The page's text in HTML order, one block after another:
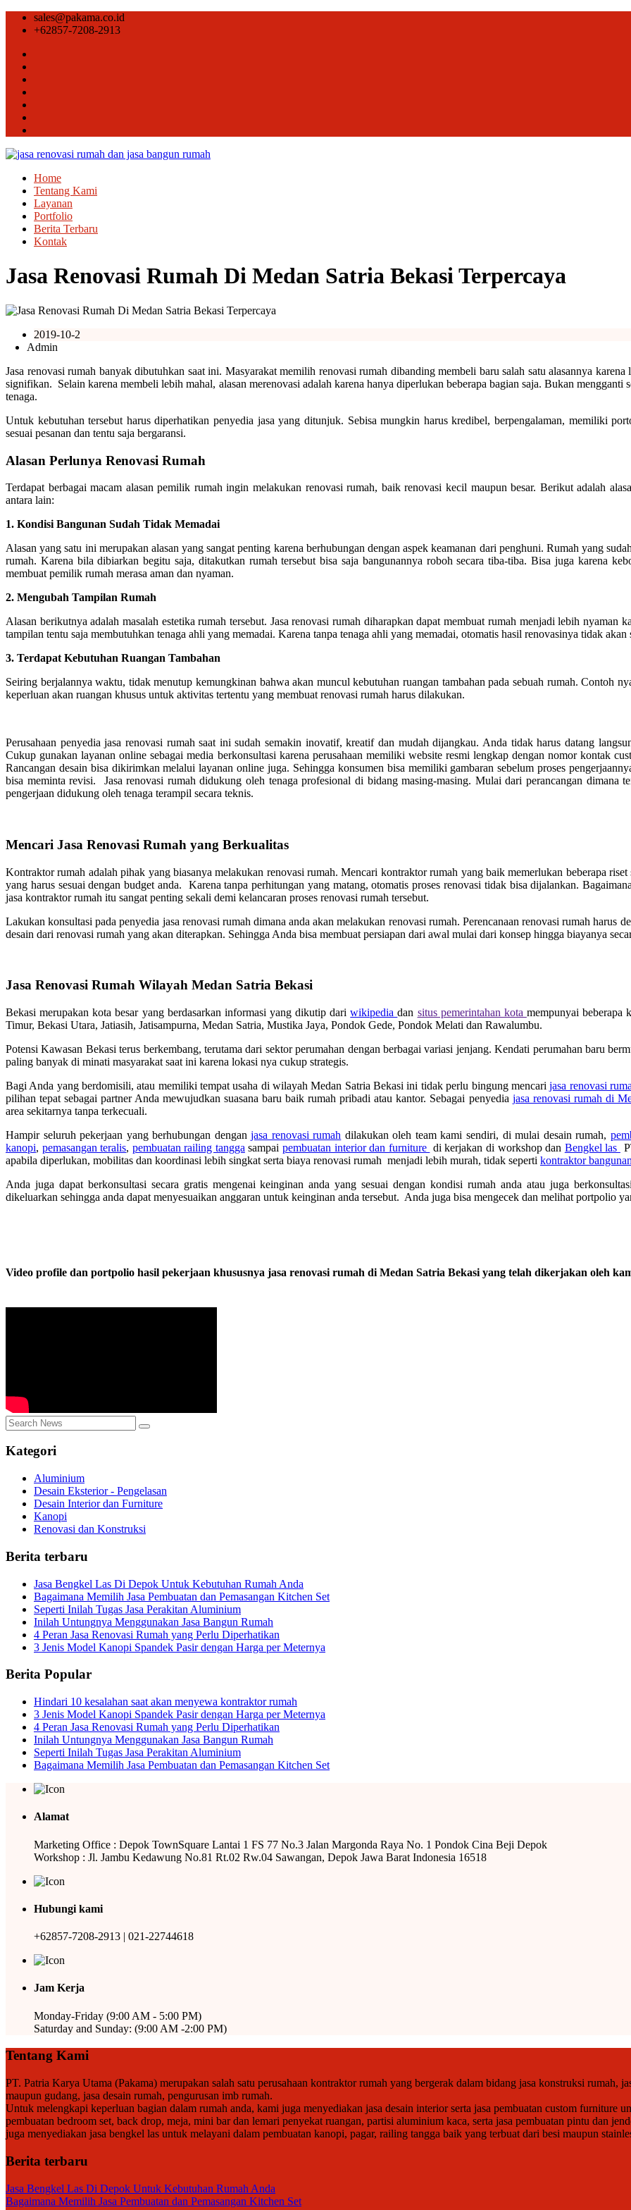
sales@pakama.co.id
+62857-7208-2913
Home
Tentang Kami
Layanan
Portfolio
Berita Terbaru
Kontak
Jasa Renovasi Rumah Di Medan Satria Bekasi Terpercaya
2019-10-2
Admin
Jasa renovasi rumah banyak dibutuhkan saat ini. Masyarakat memilih renovasi rumah dibanding membeli baru salah satu alasannya
signifikan. Selain karena membeli lebih mahal, alasan merenovasi adalah karena hanya diperlukan beberapa bagian saja. Bukan mengganti
tenaga.
Untuk kebutuhan tersebut harus diperhatikan penyedia jasa yang ditunjuk. Sebisa mungkin harus kredibel, berpengalaman, memiliki
sesuai pesanan dan tentu saja bergaransi.
Alasan Perlunya Renovasi Rumah
Terdapat berbagai macam alasan pemilik rumah ingin melakukan renovasi rumah, baik renovasi kecil maupun besar. Berikut adalah
antara lain:
1. Kondisi Bangunan Sudah Tidak Memadai
Alasan yang satu ini merupakan alasan yang sangat penting karena berhubungan dengan aspek keamanan dari penghuni. Rumah yang
rumah. Karena bila dibiarkan begitu saja, ditakutkan rumah tersebut bisa saja bangunannya roboh secara tiba-tiba. Bisa juga karena
membuat pemilik rumah merasa aman dan nyaman.
2. Mengubah Tampilan Rumah
Alasan berikutnya adalah masalah estetika rumah tersebut. Jasa renovasi rumah diharapkan dapat membuat rumah menjadi lebih nyaman
tampilan tentu saja membutuhkan tenaga ahli yang memadai. Karena tanpa tenaga ahli yang memadai, otomatis hasil renovasinya tidak akan
3. Terdapat Kebutuhan Ruangan Tambahan
Seiring berjalannya waktu, tidak menutup kemungkinan bahwa akan muncul kebutuhan ruangan tambahan pada sebuah rumah. Contoh
keperluan akan ruangan khusus untuk aktivitas tertentu yang membuat renovasi rumah harus dilakukan.
Perusahaan penyedia jasa renovasi rumah saat ini sudah semakin inovatif, kreatif dan mudah dijangkau. Anda tidak harus datang
Cukup gunakan layanan online sebagai media berkonsultasi karena perusahaan memiliki website resmi lengkap dengan nomor kontak
Rancangan desain bisa dikirimkan melalui layanan online juga. Sehingga konsumen bisa memiliki gambaran sebelum proses
bisa meminta revisi. Jasa renovasi rumah didukung oleh tenaga profesional di bidang masing-masing. Mulai dari perancangan dimana
pengerjaan didukung oleh tenaga terampil secara teknis.
Mencari Jasa Renovasi Rumah yang Berkualitas
Kontraktor rumah adalah pihak yang biasanya melakukan renovasi rumah. Mencari kontraktor rumah yang baik memerlukan beberapa
yang harus sesuai dengan budget anda. Karena tanpa perhitungan yang matang, otomatis proses renovasi tidak bisa dijalankan.
jasa kontraktor rumah itu sangat penting sekali demi kelancaran proses renovasi rumah tersebut.
Lakukan konsultasi pada penyedia jasa renovasi rumah dimana anda akan melakukan renovasi rumah. Perencanaan renovasi rumah harus
desain dari renovasi rumah yang akan diterapkan. Sehingga Anda bisa membuat persiapan dari awal mulai dari konsep hingga biayanya
Jasa Renovasi Rumah Wilayah Medan Satria Bekasi
Bekasi merupakan kota besar yang berdasarkan informasi yang dikutip dariwikipediadan situs pemerintahan kota mempunyai beberapa
Timur, Bekasi Utara, Jatiasih, Jatisampurna, Medan Satria, Mustika Jaya, Pondok Gede, Pondok Melati dan Rawalumbu.
Potensi Kawasan Bekasi terus berkembang, terutama dari sektor perumahan dengan berbagai variasi jenjang. Kendati perumahan baru
paling banyak di minati masyarakat saat ini karena lokasi nya cukup strategis.
Bagi Anda yang berdomisili, atau memiliki tempat usaha di wilayah Medan Satria Bekasi ini tidak perlu bingung mencarijasa renovasi
pilihan tepat sebagai partner Anda mewujudkan suasana baru baik rumah pribadi atau kantor. Sebagai penyedia jasa renovasi rumah di
area sekitarnya tanpa terkecuali.
Hampir seluruh pekerjaan yang berhubungan denganjasa renovasi rumah dilakukan oleh team kami sendiri, di mulai desain rumah,
kanopi, pemasangan teralis, pembuatan railing tangga sampaipembuatan interior dan furniture di kerjakan di workshop dan Bengkel las
apabila diperlukan, mobilitas dan koordinasi lebih singkat serta biaya renovasi rumah menjadi lebih murah, tidak seperti kontraktor
Anda juga dapat berkonsultasi secara gratis mengenai keinginan anda yang sesuai dengan kondisi rumah anda atau juga
dikeluarkan sehingga anda dapat menyesuaikan anggaran untuk keinginan anda tersebut. Anda juga bisa mengecek dan melihat portpolio
Video profile dan portpolio hasil pekerjaan khususnya jasa renovasi rumah di Medan Satria Bekasi yang telah dikerjakan oleh
Kategori
Aluminium
Desain Eksterior - Pengelasan
Desain Interior dan Furniture
Kanopi
Renovasi dan Konstruksi
Berita terbaru
Jasa Bengkel Las Di Depok Untuk Kebutuhan Rumah Anda
Bagaimana Memilih Jasa Pembuatan dan Pemasangan Kitchen Set
Seperti Inilah Tugas Jasa Perakitan Aluminium
Inilah Untungnya Menggunakan Jasa Bangun Rumah
4 Peran Jasa Renovasi Rumah yang Perlu Diperhatikan
3 Jenis Model Kanopi Spandek Pasir dengan Harga per Meternya
Berita Popular
Hindari 10 kesalahan saat akan menyewa kontraktor rumah
3 Jenis Model Kanopi Spandek Pasir dengan Harga per Meternya
4 Peran Jasa Renovasi Rumah yang Perlu Diperhatikan
Inilah Untungnya Menggunakan Jasa Bangun Rumah
Seperti Inilah Tugas Jasa Perakitan Aluminium
Bagaimana Memilih Jasa Pembuatan dan Pemasangan Kitchen Set
Alamat
Marketing Office : Depok TownSquare Lantai 1 FS 77 No.3 Jalan Margonda Raya No. 1 Pondok Cina Beji Depok
Workshop : Jl. Jambu Kedawung No.81 Rt.02 Rw.04 Sawangan, Depok Jawa Barat Indonesia 16518
Hubungi kami
+62857-7208-2913 | 021-22744618
Jam Kerja
Monday-Friday (9:00 AM - 5:00 PM)
Saturday and Sunday: (9:00 AM -2:00 PM)
Tentang Kami
PT. Patria Karya Utama (Pakama) merupakan salah satu perusahaan kontraktor rumah yang bergerak dalam bidang jasa konstruksi rumah,
maupun gudang, jasa desain rumah, pengurusan imb rumah.
Untuk melengkapi keperluan bagian dalam rumah anda, kami juga menyediakan jasa desain interior serta jasa pembuatan custom furniture
pembuatan bedroom set, back drop, meja, mini bar dan lemari penyekat ruangan, partisi aluminium kaca, serta jasa pembuatan pintu dan
juga menyediakan jasa bengkel las untuk melayani dalam pembuatan kanopi, pagar, railing tangga baik yang terbuat dari besi maupun
Berita terbaru
Jasa Bengkel Las Di Depok Untuk Kebutuhan Rumah Anda
Bagaimana Memilih Jasa Pembuatan dan Pemasangan Kitchen Set